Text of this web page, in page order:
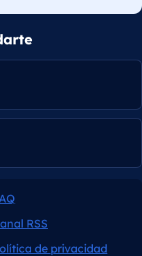
RSS
de privacidad